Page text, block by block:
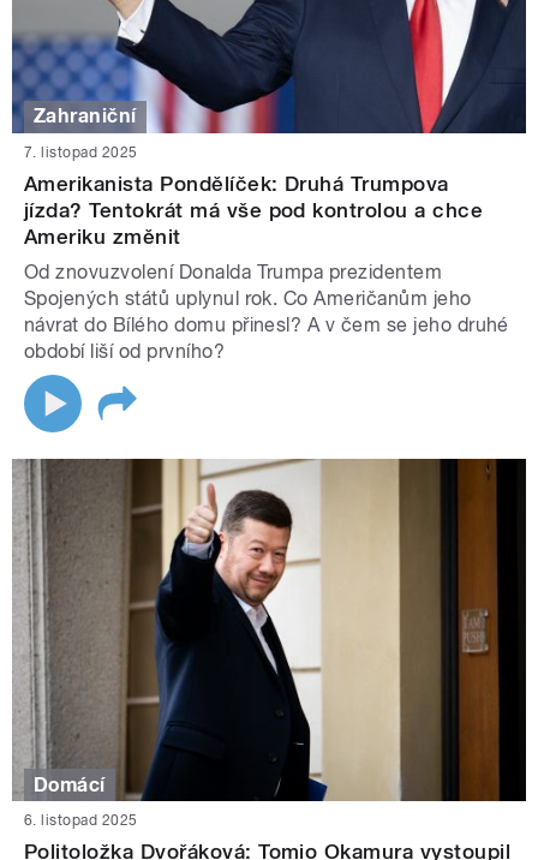
Zahraniční
7. listopad 2025
Amerikanista Pondělíček: Druhá Trumpova
jízda? Tentokrát má vše pod kontrolou a chce
Ameriku změnit
Od znovuzvolení Donalda Trumpa prezidentem
Spojených států uplynul rok. Co Američanům jeho
návrat do Bílého domu přinesl? A v čem se jeho druhé
období liší od prvního?
Domácí
6. listopad 2025
Politoložka Dvořáková: Tomio Okamura vystoupil